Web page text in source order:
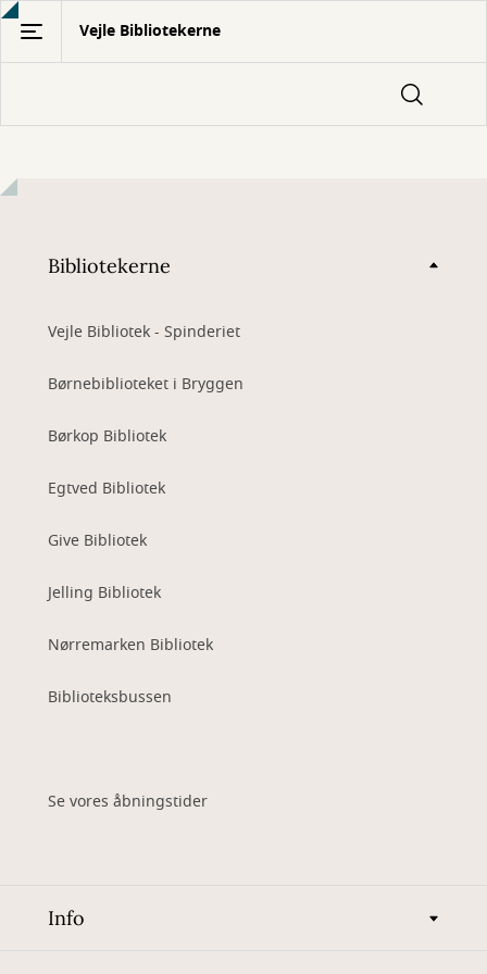
Gå
hovedindhold
Vejle Bibliotekerne
Bibliotekerne
Vejle Bibliotek - Spinderiet
Børnebiblioteket i Bryggen
Børkop Bibliotek
Egtved Bibliotek
Give Bibliotek
Jelling Bibliotek
Nørremarken Bibliotek
Biblioteksbussen
Se vores åbningstider
Info